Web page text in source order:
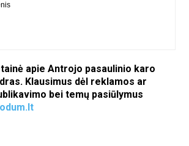
apie Antrojo pasaulinio karo
Klausimus dėl reklamos ar
bei temų pasiūlymus